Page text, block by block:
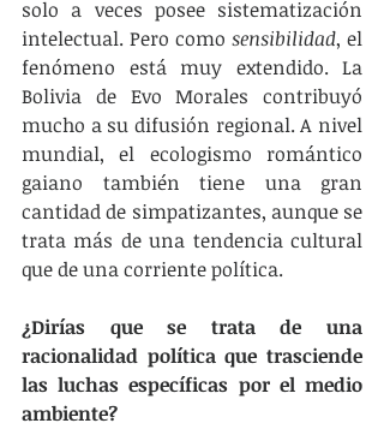
solo a veces posee sistematización
intelectual. Pero como sensibilidad, el
fenómeno está muy extendido. La
Bolivia de Evo Morales contribuyó
mucho a su difusión regional. A nivel
mundial, el ecologismo romántico
gaiano también tiene una gran
cantidad de simpatizantes, aunque se
trata más de una tendencia cultural
que de una corriente política.
¿Dirías que se trata de una
racionalidad política que trasciende
las luchas específicas por el medio
ambiente?